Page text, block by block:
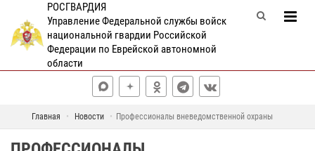
РОСГВАРДИЯ
Управление Федеральной службы войск
национальной гвардии Российской
Федерации по Еврейской автономной
области
Главная Новости Профессионалы вневедомственной охраны